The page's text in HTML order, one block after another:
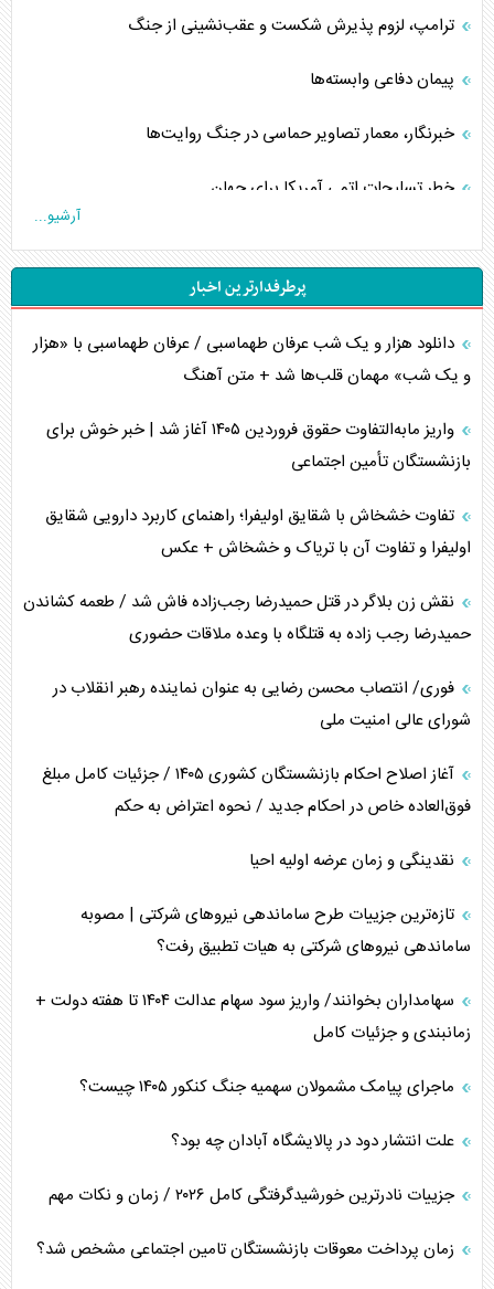
ترامپ، لزوم پذیرش شکست و عقب‌نشینی از جنگ
پیمان دفاعی‌ وابسته‌ها
خبرنگار، معمار تصاویر حماسی در جنگ روایت‌ها
خطر تسلیحات اتمی آمریکا برای جهان
چگونه عربستان برابر ایران دچار خطای محاسباتی شد؟
جاده ابریشم فضایی/ نفوذ راهبردی و فرازمینی چین
انصارالله و تثبیت معادله «محاصره برابر محاصره»
مصالحه نافرجام سعودی – اماراتی
محدودیت صادرات نفت عربستان
چگونه مقاومت صحنه جنگ را تغییر می‌دهد؟
جنگ رمضان و معضل حضور نظامیان آمریکایی
تحلیل جامع پدیده تراستی‌ها
تأثیر جنگ ایران و آمریکا بر اقتصاد جهانی
آرشیو...
پرطرفدارترین اخبار
دانلود هزار و یک شب عرفان طهماسبی / عرفان طهماسبی با «هزار
و یک شب» مهمان قلب‌ها شد + متن آهنگ
واریز مابه‌التفاوت حقوق فروردین ۱۴۰۵ آغاز شد | خبر خوش برای
بازنشستگان تأمین اجتماعی
تفاوت خشخاش با شقایق اولیفرا؛ راهنمای کاربرد دارویی شقایق
اولیفرا و تفاوت آن با تریاک و خشخاش + عکس
نقش زن بلاگر در قتل حمیدرضا رجب‌زاده فاش شد / طعمه کشاندن
حمیدرضا رجب زاده به قتلگاه با وعده ملاقات حضوری
فوری/ انتصاب محسن رضایی به عنوان نماینده رهبر انقلاب در
شورای عالی امنیت ملی
آغاز اصلاح احکام بازنشستگان کشوری ۱۴۰۵ / جزئیات کامل مبلغ
فوق‌العاده خاص در احکام جدید / نحوه اعتراض به حکم
نقدینگی و زمان عرضه اولیه احیا
تازه‌ترین جزییات طرح ساماندهی نیرو‌های شرکتی | مصوبه
ساماندهی نیرو‌های شرکتی به هیات تطبیق رفت؟
سهامداران بخوانند/ واریز سود سهام عدالت ۱۴۰۴ تا هفته دولت +
زمانبندی و جزئیات کامل
ماجرای پیامک مشمولان سهمیه جنگ کنکور ۱۴۰۵ چیست؟
علت انتشار دود در پالایشگاه آبادان چه بود؟
جزییات نادرترین خورشیدگرفتگی کامل ۲۰۲۶ / زمان و نکات مهم
زمان پرداخت معوقات بازنشستگان تامین اجتماعی مشخص شد؟